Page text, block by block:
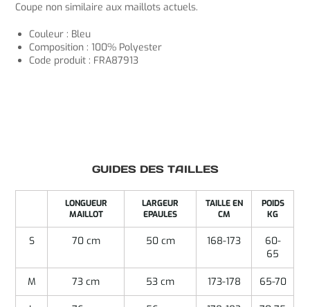
Coupe non similaire aux maillots actuels.
Couleur : Bleu
Composition : 100% Polyester
Code produit : FRA87913
GUIDES DES TAILLES
LONGUEUR
MAILLOT
LARGEUR
EPAULES
TAILLE EN
CM
POIDS
KG
S 70 cm 50 cm 168-173
60-
65
M 73 cm 53 cm 173-178 65-70